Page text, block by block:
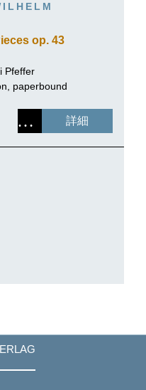
op. 43
Pfeffer
paperbound
詳細